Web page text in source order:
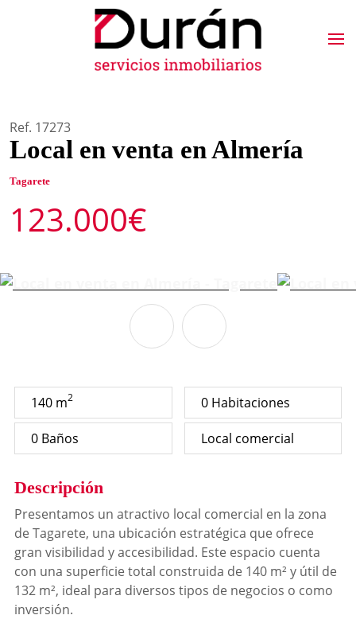
Ref. 17273
Local en venta en Almería
Tagarete
123.000€
140 m2 0 Habitaciones
0 Baños Local comercial
Descripción
Presentamos un atractivo local comercial en la zona
de Tagarete, una ubicación estratégica que ofrece
gran visibilidad y accesibilidad. Este espacio cuenta
con una superficie total construida de 140 m² y útil de
132 m², ideal para diversos tipos de negocios o como
inversión.